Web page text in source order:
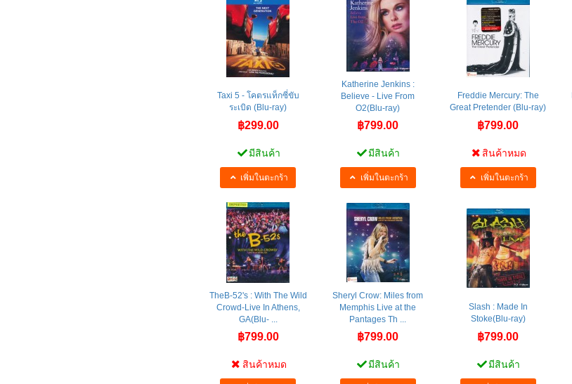
Taxi 5 - โคตรแท็กซี่ขับ
ระเบิด (Blu-ray)
฿299.00
มีสินค้า
เพิ่มในตะกร้า
Katherine Jenkins :
Believe - Live From
O2(Blu-ray)
฿799.00
มีสินค้า
เพิ่มในตะกร้า
Freddie Mercury: The
Great Pretender (Blu-ray)
฿799.00
สินค้าหมด
เพิ่มในตะกร้า
TheB-52's : With The Wild
Crowd-Live In Athens,
GA(Blu- ...
฿799.00
สินค้าหมด
Sheryl Crow: Miles from
Memphis Live at the
Pantages Th ...
฿799.00
มีสินค้า
Slash : Made In
Stoke(Blu-ray)
฿799.00
มีสินค้า